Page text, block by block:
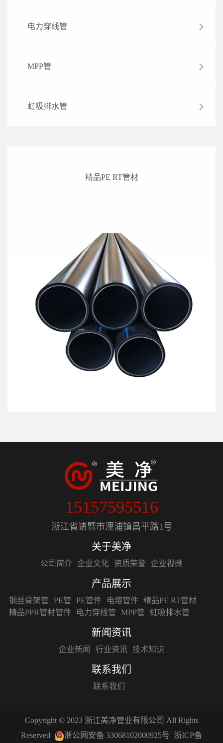
电力穿线管
MPP管
虹吸排水管
精品PE RT管材
15157595516
浙江省诸暨市浬浦镇昌平路1号
关于美净
公司简介 企业文化 资质荣誉 企业视频
产品展示
钢丝骨架管 PE管 PE管件 电熔管件 精品PE RT管材
精品PPR管材管件
电力穿线管 MPP管 虹吸排水管
新闻资讯
企业新闻 行业资讯 技术知识
联系我们
联系我们
Copyright © 2023 浙江美净管业有限公司 All Rights
Reserved
浙公网安备 33068102000925号 浙ICP备